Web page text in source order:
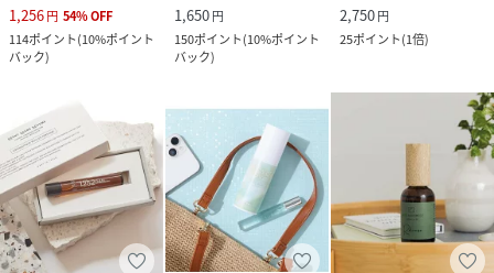
1,256円 54%OFF
114ポイント(10%ポイント
バック)
1,650円
150ポイント(10%ポイント
バック)
2,750円
25ポイント(1倍)